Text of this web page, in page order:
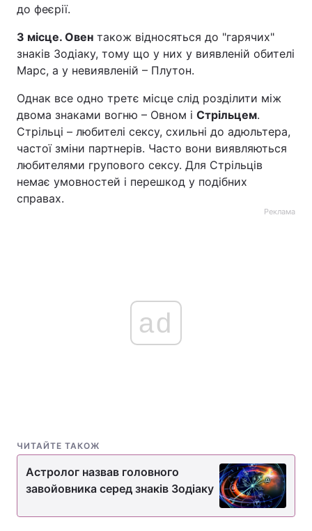
до феєрії.
3 місце. Овен також відносяться до "гарячих"
знаків Зодіаку, тому що у них у виявленій обителі
Марс, а у невиявленій – Плутон.
Однак все одно третє місце слід розділити між
двома знаками вогню – Овном і Стрільцем.
Стрільці – любителі сексу, схильні до адюльтера,
частої зміни партнерів. Часто вони виявляються
любителями групового сексу. Для Стрільців
немає умовностей і перешкод у подібних
справах.
Реклама
ad
ЧИТАЙТЕ ТАКОЖ
Астролог назвав головного
завойовника серед знаків Зодіаку